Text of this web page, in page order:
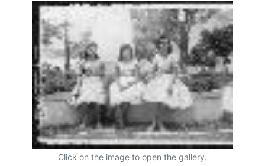
Click on the image to open the gallery.